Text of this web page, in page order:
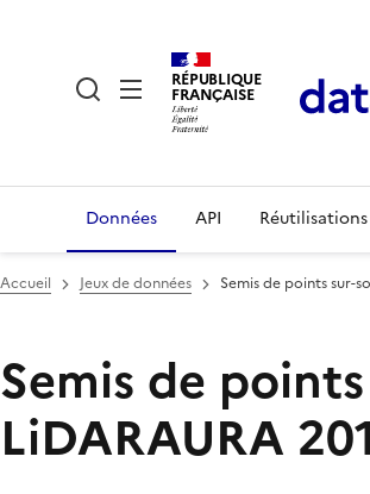
RÉPUBLIQUE
FRANÇAISE
Données API Réutilisations
Accueil Jeux de données Semis de points sur-
Semis de
LiDARAURA